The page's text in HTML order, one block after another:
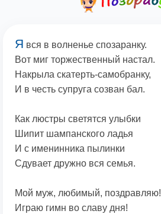
Я вся в волненье спозаранку.
Вот миг торжественный настал.
Накрыла скатерть-самобранку,
И в честь супруга созван бал.
Как люстры светятся улыбки
Шипит шампанского ладья
И с именинника пылинки
Сдувает дружно вся семья.
Мой муж, любимый, поздравляю!
Играю гимн во славу дня!